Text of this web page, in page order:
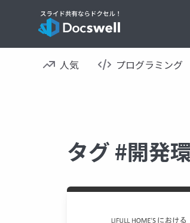
人気 プログラミング
タグ #開発